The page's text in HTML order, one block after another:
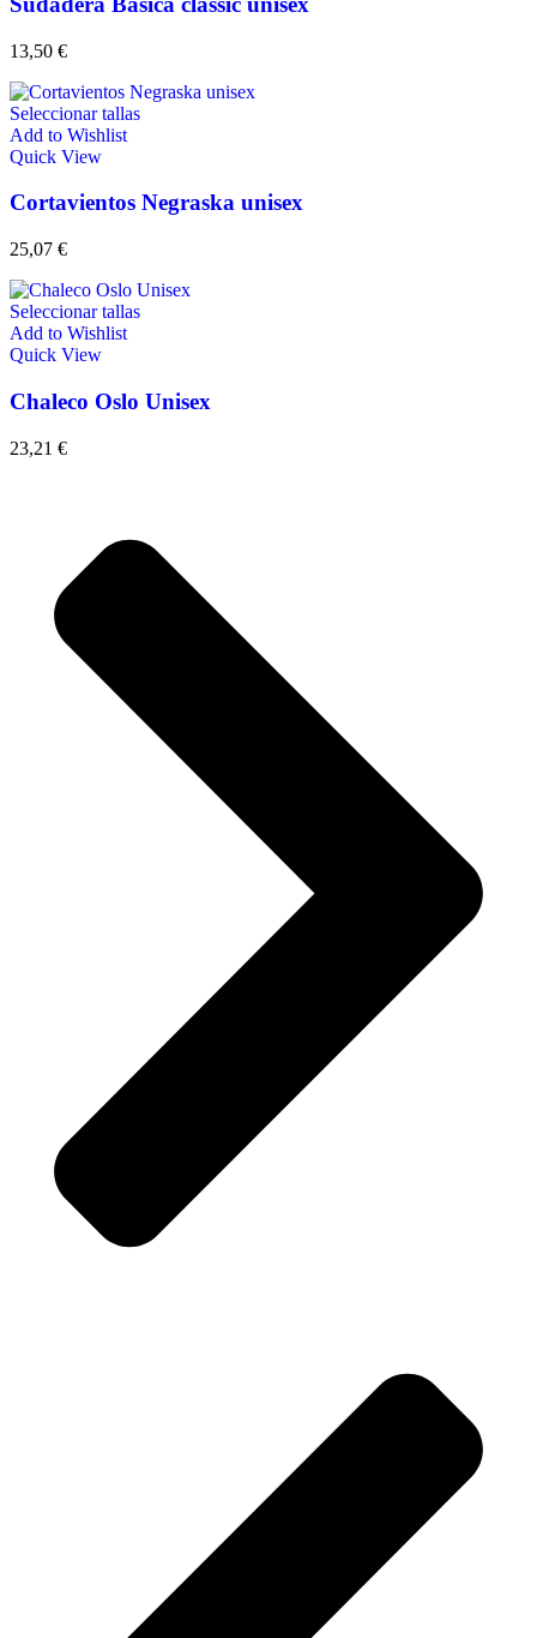
13,50 €
Seleccionar tallas
Add to Wishlist
Quick View
Cortavientos Negraska unisex
25,07 €
Seleccionar tallas
Add to Wishlist
Quick View
Chaleco Oslo Unisex
23,21 €